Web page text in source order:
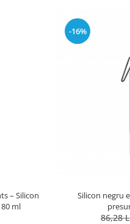
– Silicon
ml
-16%
Silicon negru
86,28